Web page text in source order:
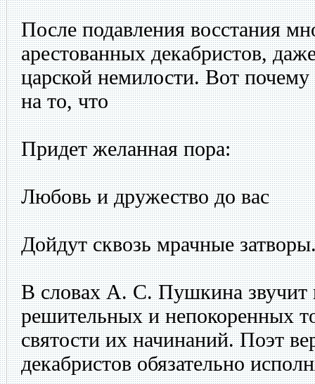
После подавления восстания
арестованных декабристов,
царской немилости. Вот
на то, что
Придет желанная пора:
Любовь и дружество до вас
Дойдут сквозь мрачные
В словах А. С. Пушкина звучит
решительных и непокоренных
святости их начинаний. Поэт
декабристов обязательно